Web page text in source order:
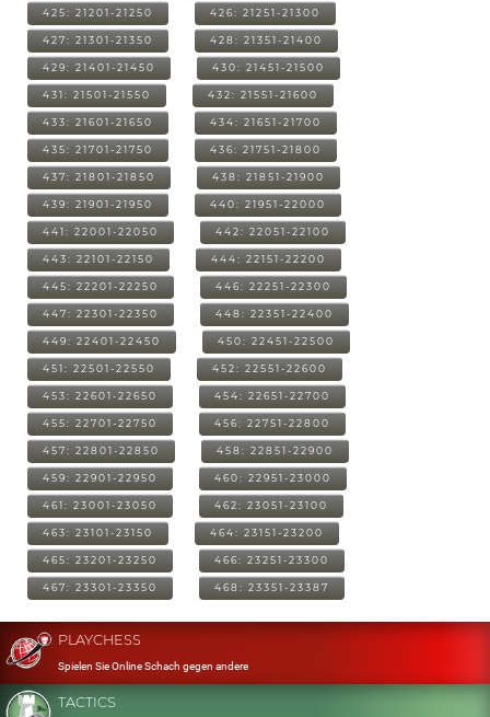
425: 21201-21250 426: 21251-21300
427: 21301-21350 428: 21351-21400
429: 21401-21450 430: 21451-21500
431: 21501-21550 432: 21551-21600
433: 21601-21650 434: 21651-21700
435: 21701-21750 436: 21751-21800
437: 21801-21850 438: 21851-21900
439: 21901-21950 440: 21951-22000
441: 22001-22050 442: 22051-22100
443: 22101-22150 444: 22151-22200
445: 22201-22250 446: 22251-22300
447: 22301-22350 448: 22351-22400
449: 22401-22450 450: 22451-22500
451: 22501-22550 452: 22551-22600
453: 22601-22650 454: 22651-22700
455: 22701-22750 456: 22751-22800
457: 22801-22850 458: 22851-22900
459: 22901-22950 460: 22951-23000
461: 23001-23050 462: 23051-23100
463: 23101-23150 464: 23151-23200
465: 23201-23250 466: 23251-23300
467: 23301-23350 468: 23351-23387
PLAYCHESS
Spielen Sie Online Schach gegen andere
TACTICS